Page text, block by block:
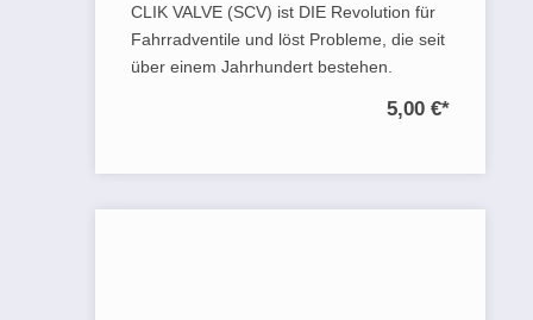
CLIK VALVE (SCV) ist DIE Revolution für
Fahrradventile und löst Probleme, die seit
über einem Jahrhundert bestehen.
5,00 €*